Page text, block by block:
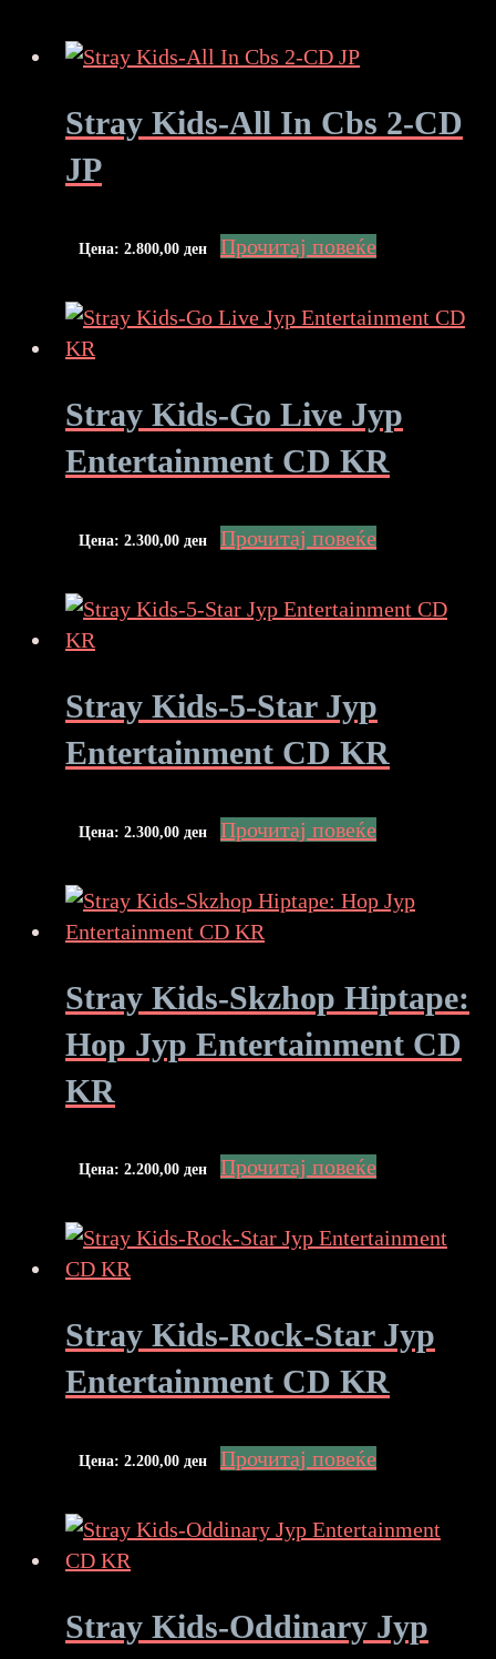
Stray Kids-All In Cbs 2-CD
JP
Цена: 2.800,00 ден Прочитај повеќе
Stray Kids-Go Live Jyp
Entertainment CD KR
Цена: 2.300,00 ден Прочитај повеќе
Stray Kids-5-Star Jyp
Entertainment CD KR
Цена: 2.300,00 ден Прочитај повеќе
Stray Kids-Skzhop Hiptape:
Hop Jyp Entertainment CD
KR
Цена: 2.200,00 ден Прочитај повеќе
Stray Kids-Rock-Star Jyp
Entertainment CD KR
Цена: 2.200,00 ден Прочитај повеќе
Stray Kids-Oddinary Jyp